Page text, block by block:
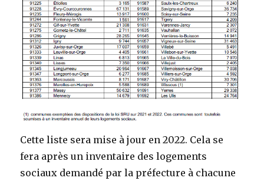
Cette liste sera mise à jour en 2022. Cela se
fera après un inventaire des logements
sociaux demandé par la préfecture à chacune